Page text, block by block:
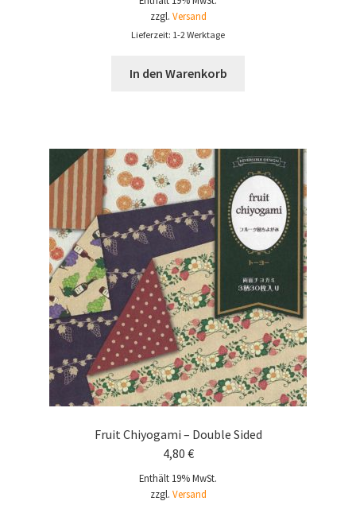
war:
3,50 € 2,10 €.
zzgl. Versand
Lieferzeit: 1-2 Werktage
In den Warenkorb
Fruit Chiyogami – Double Sided
4,80 €
Enthält 19% MwSt.
zzgl. Versand